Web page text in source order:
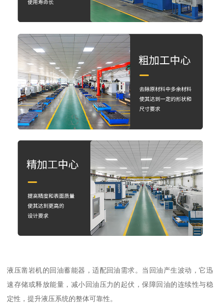
液压凿岩机的回油蓄能器，适配回油需求。当回油产生波动，它迅
速存储或释放能量，减小回油压力的起伏，保障回油的连续性与稳
定性，提升液压系统的整体可靠性。